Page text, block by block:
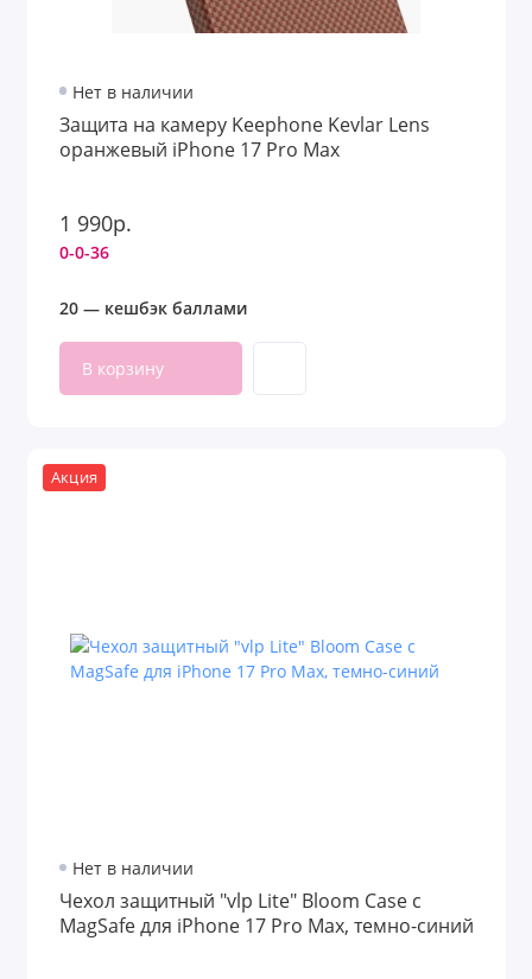
Нет в наличии
Защита на камеру Keephone Kevlar Lens
оранжевый iPhone 17 Pro Max
1 990р.
0-0-36
20 — кешбэк баллами
В корзину
Акция
Нет в наличии
Чехол защитный "vlp Lite" Bloom Case с
MagSafe для iPhone 17 Pro Max, темно-синий